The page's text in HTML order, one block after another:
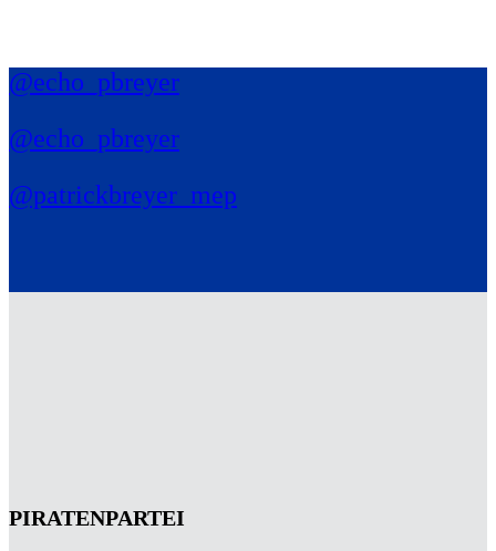
@echo_pbreyer
@echo_pbreyer
@patrickbreyer_mep
PIRATENPARTEI